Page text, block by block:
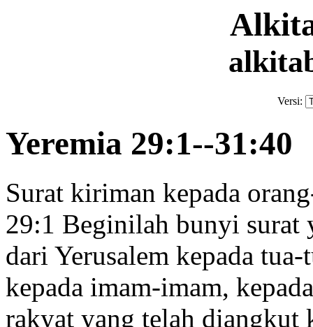
Versi:
Yeremia 29:1--31:40
Surat kiriman kepada
29:1 Beginilah bunyi surat
dari Yerusalem kepada
kepada imam-imam,
rakyat yang telah diangkut